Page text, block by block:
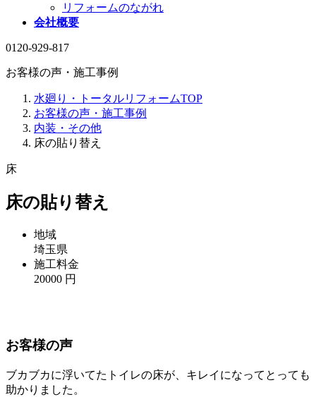
リフォームのながれ
会社概要
0120-929-817
お客様の声・施工事例
水廻り・トータルリフォームTOP
お客様の声・施工事例
内装・その他
床の貼り替え
床
床の貼り替え
地域
埼玉県
施工料金
20000 円
お客様の声
ブカブカに浮いてたトイレの床が、キレイになってとっても
助かりました。